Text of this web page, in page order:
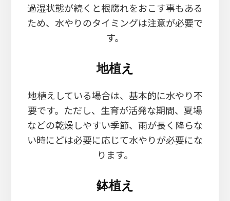
過湿状態が続くと根腐れをおこす事もある
ため、水やりのタイミングは注意が必要で
す。
地植え
地植えしている場合は、基本的に水やり不
要です。ただし、生育が活発な期間、夏場
などの乾燥しやすい季節、雨が長く降らな
い時にどは必要に応じて水やりが必要にな
ります。
鉢植え